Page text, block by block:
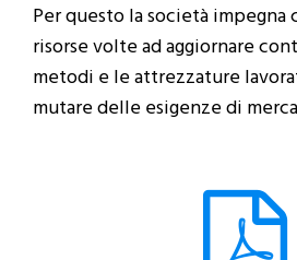
Per questo la società
risorse volte ad aggiornare
metodi e le attrezzature
mutare delle esigenze di